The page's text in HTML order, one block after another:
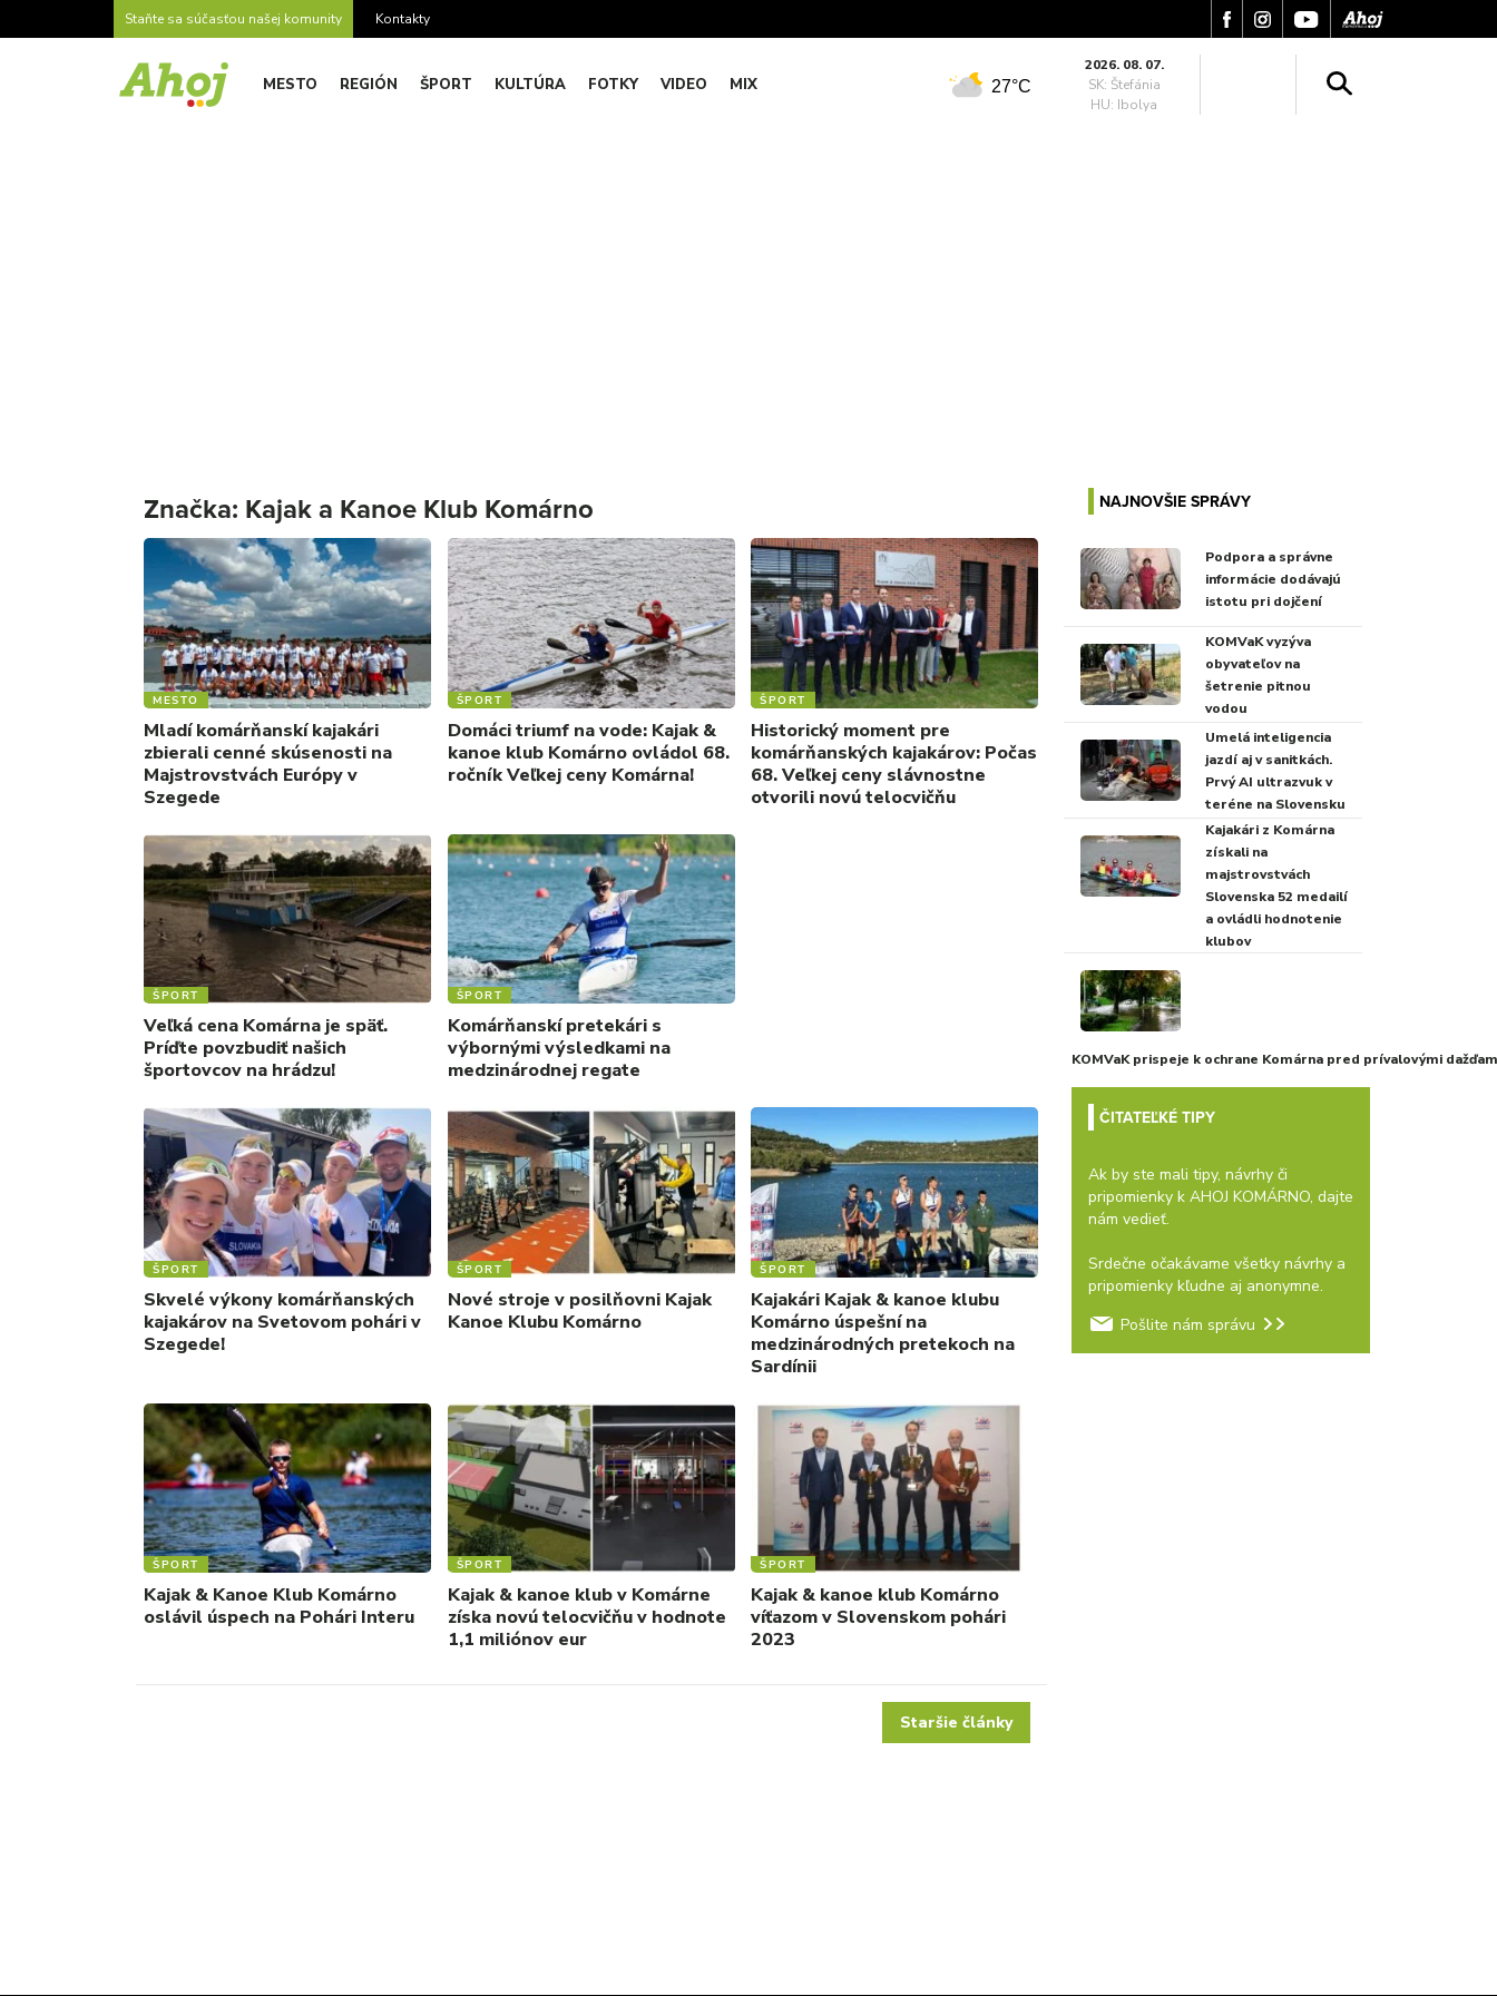
Staňte sa súčasťou našej komunity Kontakty
MESTO REGIÓN ŠPORT KULTÚRA FOTKY VIDEO MIX 27°C
2026. 08. 07.
SK: Štefánia
HU: Ibolya
Značka: Kajak a Kanoe Klub Komárno
MESTO
Mladí komárňanskí kajakári
zbierali cenné skúsenosti na
Majstrovstvách Európy v
Szegede
ŠPORT
Domáci triumf na vode: Kajak &
kanoe klub Komárno ovládol 68.
ročník Veľkej ceny Komárna!
ŠPORT
Historický moment pre
komárňanských kajakárov: Počas
68. Veľkej ceny slávnostne
otvorili novú telocvičňu
ŠPORT
Veľká cena Komárna je späť.
Príďte povzbudiť našich
športovcov na hrádzu!
ŠPORT
Komárňanskí pretekári s
výbornými výsledkami na
medzinárodnej regate
ŠPORT
Skvelé výkony komárňanských
kajakárov na Svetovom pohári v
Szegede!
ŠPORT
Nové stroje v posilňovni Kajak
Kanoe Klubu Komárno
ŠPORT
Kajakári Kajak & kanoe klubu
Komárno úspešní na
medzinárodných pretekoch na
Sardínii
ŠPORT
Kajak & Kanoe Klub Komárno
oslávil úspech na Pohári Interu
ŠPORT
Kajak & kanoe klub v Komárne
získa novú telocvičňu v hodnote
1,1 miliónov eur
ŠPORT
Kajak & kanoe klub Komárno
víťazom v Slovenskom pohári
2023
Staršie články
NAJNOVŠIE SPRÁVY
Podpora a správne
informácie dodávajú
istotu pri dojčení
KOMVaK vyzýva
obyvateľov na
šetrenie pitnou
vodou
Umelá inteligencia
jazdí aj v sanitkách.
Prvý AI ultrazvuk v
teréne na Slovensku
Kajakári z Komárna
získali na
majstrovstvách
Slovenska 52 medailí
a ovládli hodnotenie
klubov
KOMVaK prispeje k ochrane Komárna pred prívalovými
ČITATEĽKÉ TIPY
Ak by ste mali tipy, návrhy či
pripomienky k AHOJ KOMÁRNO, dajte
nám vedieť.
Srdečne očakávame všetky návrhy a
pripomienky kľudne aj anonymne.
Pošlite nám správu